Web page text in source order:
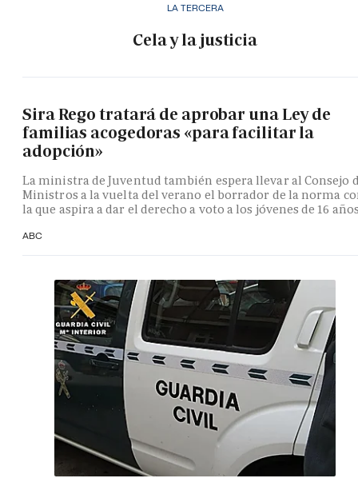
LA TERCERA
Cela y la justicia
Sira Rego tratará de aprobar una Ley de
familias acogedoras «para facilitar la
adopción»
La ministra de Juventud también espera llevar al Consejo
Ministros a la vuelta del verano el borrador de la norma
la que aspira a dar el derecho a voto a los jóvenes de 16
ABC